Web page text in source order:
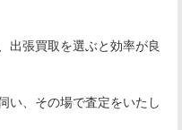
出張買取を選ぶと効率が良
い、その場で査定をいたし